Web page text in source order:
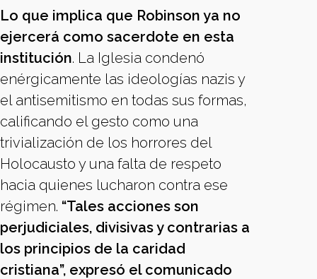
Lo que implica que Robinson ya no
ejercerá como sacerdote en esta
institución. La Iglesia condenó
enérgicamente las ideologías nazis y
el antisemitismo en todas sus formas,
calificando el gesto como una
trivialización de los horrores del
Holocausto y una falta de respeto
hacia quienes lucharon contra ese
régimen. “Tales acciones son
perjudiciales, divisivas y contrarias a
los principios de la caridad
cristiana”, expresó el comunicado